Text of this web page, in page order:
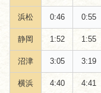
浜松 0:46 0:55
静岡 1:52 1:55
沼津 3:05 3:19
横浜 4:40 4:41